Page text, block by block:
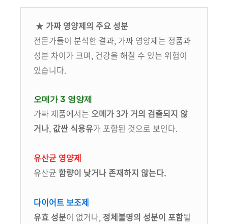
★ 가짜 영양제의 주요 성분
전문가들이 분석한 결과, 가짜 영양제는 정품과
성분 차이가 크며, 건강을 해칠 수 있는 위험이
있습니다.
오메가 3 영양제
가짜 제품에서는 오메가 3가 거의 검출되지 않
거나, 값싼 식용유가 포함된 것으로 보인다.
유산균 영양제
유산균 함량이 낮거나 존재하지 않는다.
다이어트 보조제
유효 성분이 없거나, 정체불명의 성분이 포함될